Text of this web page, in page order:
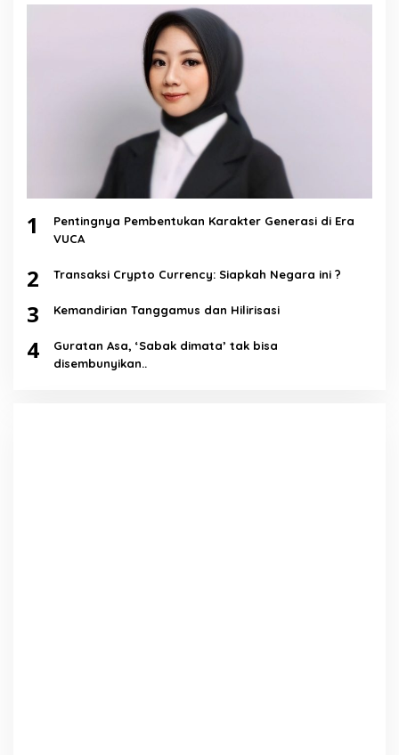
1
Pentingnya Pembentukan Karakter Generasi di Era
VUCA
2 Transaksi Crypto Currency: Siapkah Negara ini ?
3 Kemandirian Tanggamus dan Hilirisasi
4
Guratan Asa, ‘Sabak dimata’ tak bisa
disembunyikan..